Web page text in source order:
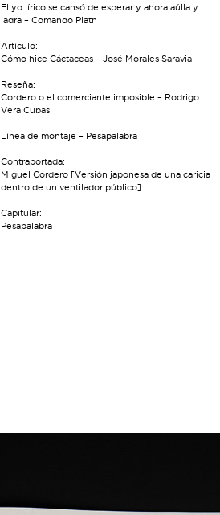
El yo lírico se cansó de esperar y ahora aúlla y
ladra – Comando Plath
Artículo:
Cómo hice Cáctaceas – José Morales Saravia
Reseña:
Cordero o el comerciante imposible – Rodrigo
Vera Cubas
Línea de montaje – Pesapalabra
Contraportada:
Miguel Cordero [Versión japonesa de una caricia
dentro de un ventilador público]
Capitular:
Pesapalabra